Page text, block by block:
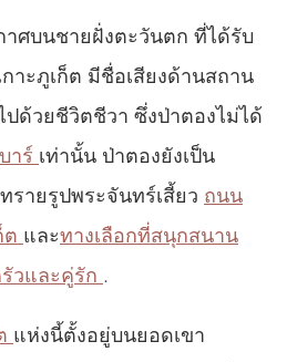
วณเส้นทาง
าศบนชายฝั่งตะวันตก ที่ได้รับ
าะภูเก็ต มีชื่อเสียงด้านสถาน
ด้วยชีวิตชีวา ซึ่งป่าตองไม่ได้
าร์ เท่านั้น ป่าตองยังเป็น
ายรูปพระจันทร์เสี้ยว ถนน
ต และทางเลือกที่สนุกสนาน
วและคู่รัก .
แห่งนี้ตั้งอยู่บนยอดเขา